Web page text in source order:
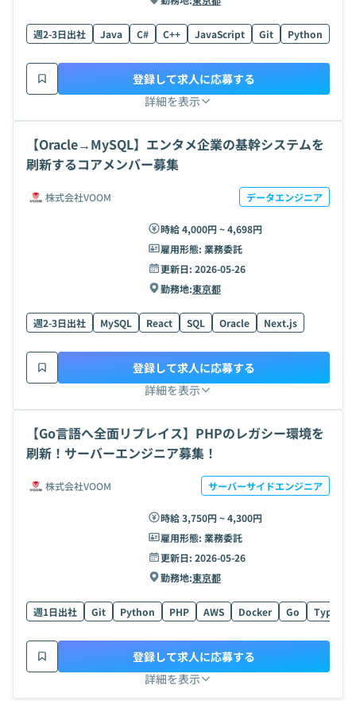
週2-3日出社 Java C# C++ JavaScript Git Python
詳細を表示
登録して求人に応募する
【Oracle→MySQL】エンタメ企業の基幹システムを
刷新するコアメンバー募集
株式会社VOOM データエンジニア
時給 4,000円 ~ 4,698円
雇用形態: 業務委託
更新日: 2026-05-26
勤務地:東京都
週2-3日出社 MySQL React SQL Oracle Next.js
詳細を表示
登録して求人に応募する
【Go言語へ全面リプレイス】PHPのレガシー環境を
刷新！サーバーエンジニア募集！
株式会社VOOM サーバーサイドエンジニア
時給 3,750円 ~ 4,300円
雇用形態: 業務委託
更新日: 2026-05-26
勤務地:東京都
週1日出社 Git Python PHP AWS Docker Go
詳細を表示
登録して求人に応募する